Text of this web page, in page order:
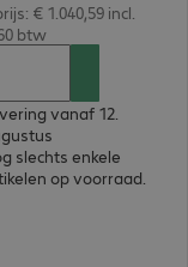
€ 1.040,59 incl.
btw
vanaf 12.
slechts enkele
op voorraad.